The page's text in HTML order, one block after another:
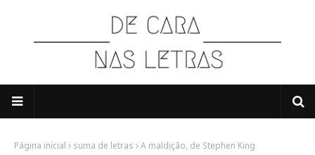
Página inicial suma de letras A maldição, de Stephen King